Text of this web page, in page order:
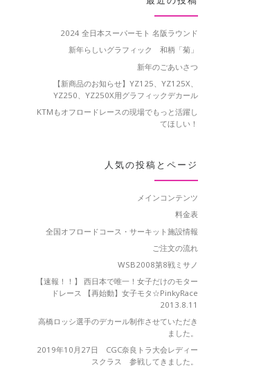
2024 全日本スーパーモト 名阪ラウンド
新年らしいグラフィック 和柄「菊」
新年のごあいさつ
【新商品のお知らせ】YZ125、YZ125X、
YZ250、YZ250X用グラフィックデカール
KTMもオフロードレースの現場でもっと活躍し
てほしい！
人気の投稿とページ
メインコンテンツ
料金表
全国オフロードコース・サーキット施設情報
ご注文の流れ
WSB2008第8戦ミサノ
【速報！！】 西日本で唯一！女子だけのモター
ドレース 【再始動】女子モタ☆PinkyRace
2013.8.11
高橋ロッシ選手のデカール制作させていただき
ました。
2019年10月27日 CGC奈良トラ大会レディー
スクラス 参戦してきました。